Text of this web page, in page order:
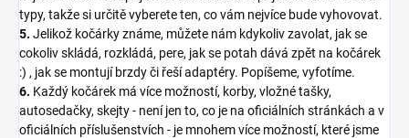
typy, takže si určitě vyberete ten, co vám nejvíce bude vyhovovat.
5. Jelikož kočárky známe, můžete nám kdykoliv zavolat, jak se
cokoliv skládá, rozkládá, pere, jak se potah dává zpět na kočárek
:) , jak se montují brzdy či řeší adaptéry. Popíšeme, vyfotíme.
6. Každý kočárek má více možností, korby, vložné tašky,
autosedačky, skejty - není jen to, co je na oficiálních stránkách a v
oficiálních příslušenstvích - je mnohem více možností, které jsme